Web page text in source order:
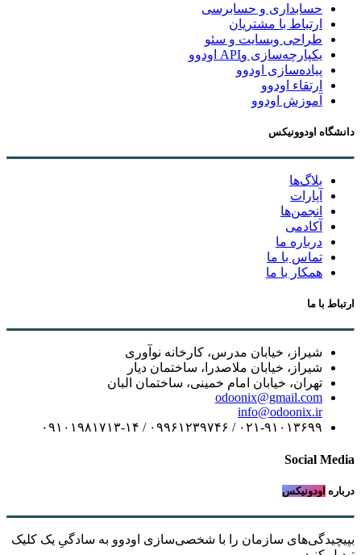
حسابداری و حسابرسی
ارتباط با مشتریان
طراحی وبسایت و سئو
یکپارچه‌سازی وAPI اودوو
پیاده‌سازی اودوو
ارتقاء اودوو
آموزش اودوو
دانشگاه اودوونیکس
بلاگ‌ها
آپارات
انجمن‌ها
آکادمی
درباره ما
تماس با ما
همکار با ما
ارتباط با ما
شیراز، خیابان مدرس، کارخانه نوآوری
شیراز، خیابان ملاصدرا، ساختمان دیار
تهران، خیابان امام خمینی، ساختمان البان
odoonix@gmail.com
info@odoonix.ir
۰۲۱-۹۱۰۱۳۶۹۹ / ۰۹۹۶۱۲۳۹۷۴۶ / ۰۹۱۰۱۹۸۱۷۱۳-۱۴
Social Media
درباره اودونیکس
بپیچیدگی‌های سازمان را با شخصی‌سازی اودوو به سادگیِ یک کلیک